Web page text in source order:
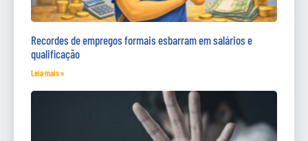
Recordes de empregos formais esbarram em salários e
qualificação
Leia mais »